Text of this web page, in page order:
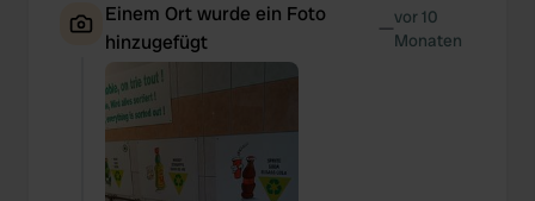
Einem Ort wurde ein Foto
hinzugefügt
—vor 10
Monaten